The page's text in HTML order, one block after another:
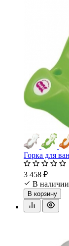
Горка для
3 458 ₽
В наличии
В корзину